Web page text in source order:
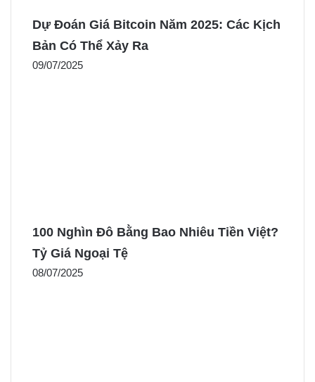
Dự Đoán Giá Bitcoin Năm 2025: Các Kịch
Bản Có Thể Xảy Ra
09/07/2025
100 Nghìn Đô Bằng Bao Nhiêu Tiền Việt?
Tỷ Giá Ngoại Tệ
08/07/2025